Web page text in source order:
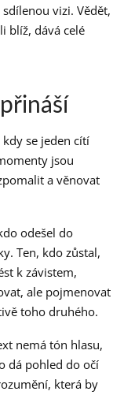
vizi. Vědět,
blíž, dává celé
se jeden cítí
jsou
a věnovat
odešel do
Ten, kdo zůstal,
k závistem,
ale pojmenovat
toho druhého.
nemá tón hlasu,
dá pohled do očí
která by